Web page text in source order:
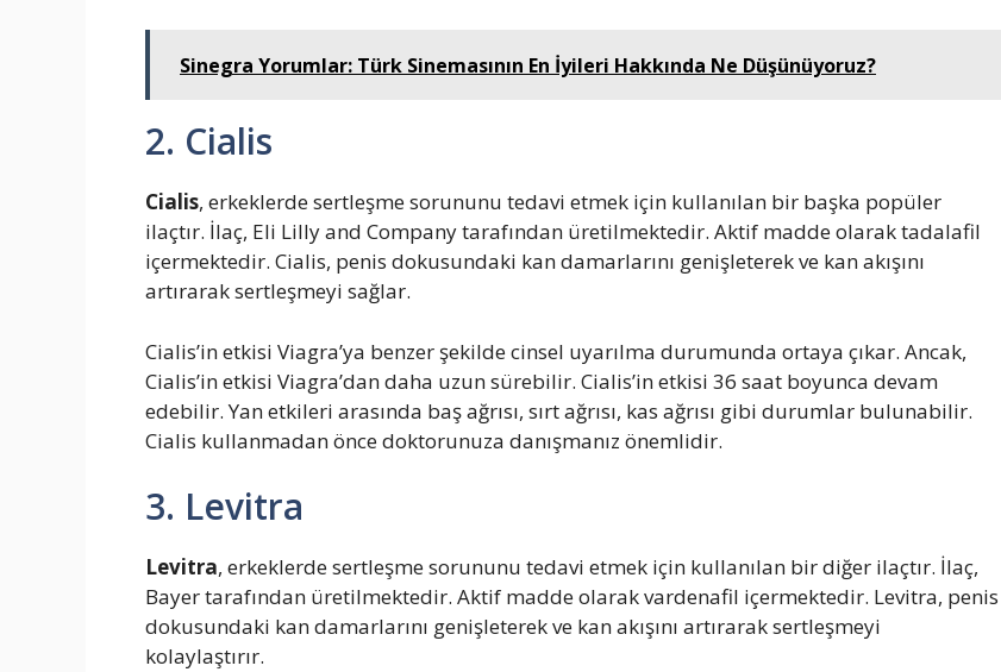
Sinegra Yorumlar: Türk Sinemasının En İyileri Hakkında Ne Düşünüyoruz?
2. Cialis
Cialis, erkeklerde sertleşme sorununu tedavi etmek için kullanılan bir başka popüler
ilaçtır. İlaç, Eli Lilly and Company tarafından üretilmektedir. Aktif madde olarak tadalafil
içermektedir. Cialis, penis dokusundaki kan damarlarını genişleterek ve kan akışını
artırarak sertleşmeyi sağlar.
Cialis’in etkisi Viagra’ya benzer şekilde cinsel uyarılma durumunda ortaya çıkar. Ancak,
Cialis’in etkisi Viagra’dan daha uzun sürebilir. Cialis’in etkisi 36 saat boyunca devam
edebilir. Yan etkileri arasında baş ağrısı, sırt ağrısı, kas ağrısı gibi durumlar bulunabilir.
Cialis kullanmadan önce doktorunuza danışmanız önemlidir.
3. Levitra
Levitra, erkeklerde sertleşme sorununu tedavi etmek için kullanılan bir diğer ilaçtır. İlaç,
Bayer tarafından üretilmektedir. Aktif madde olarak vardenafil içermektedir. Levitra, penis
dokusundaki kan damarlarını genişleterek ve kan akışını artırarak sertleşmeyi
kolaylaştırır.